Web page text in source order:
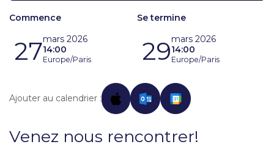
Commence
27mars 2026
14:00
Europe/Paris
Se termine
29mars 2026
14:00
Europe/Paris
Ajouter au calendrier :
Venez nous rencontrer!